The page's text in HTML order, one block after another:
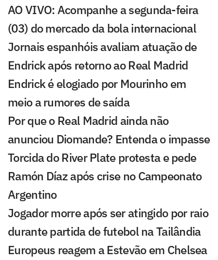
AO VIVO: Acompanhe a segunda-feira
(03) do mercado da bola internacional
Jornais espanhóis avaliam atuação de
Endrick após retorno ao Real Madrid
Endrick é elogiado por Mourinho em
meio a rumores de saída
Por que o Real Madrid ainda não
anunciou Diomande? Entenda o impasse
Torcida do River Plate protesta e pede
Ramón Díaz após crise no Campeonato
Argentino
Jogador morre após ser atingido por raio
durante partida de futebol na Tailândia
Europeus reagem a Estevão em Chelsea